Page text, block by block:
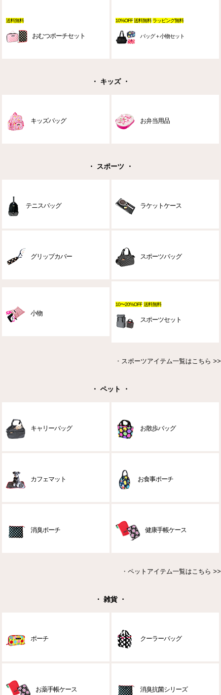
送料無料
おむつポーチセット
10%OFF 送料無料 ラッピング無料
バッグ＋小物セット
・ キッズ ・
キッズバッグ お弁当用品
・ スポーツ ・
テニスバッグ ラケットケース
グリップカバー スポーツバッグ
小物
10〜20%OFF 送料無料
スポーツセット
・ スポーツアイテム一覧はこちら >>
・ ペット ・
キャリーバッグ お散歩バッグ
カフェマット お食事ポーチ
消臭ポーチ 健康手帳ケース
・ ペットアイテム一覧はこちら >>
・ 雑貨 ・
ポーチ クーラーバッグ
お薬手帳ケース 消臭抗菌シリーズ